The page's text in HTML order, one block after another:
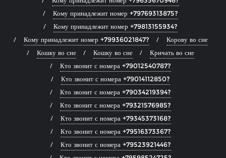
Кому принадлежит номер +79769313875?
Кому принадлежит номер +79813155934?
Кому принадлежит номер +79936021847?
Корову во сне
Кошку во сне
Кошку во сне
Кричать во сне
Кто звонит с номера +79012540787?
Кто звонит с номера +79014112850?
Кто звонит с номера +79034219394?
Кто звонит с номера +79321576985?
Кто звонит с номера +79345373168?
Кто звонит с номера +79516373367?
Кто звонит с номера +79523921446?